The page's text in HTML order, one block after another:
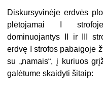
Diskursyvinėje erdvės
plėtojamai I
dominuojantys II ir III
erdvę I strofos pabaigoje
su „namais“, į kuriuos
galėtume skaidyti šitaip: